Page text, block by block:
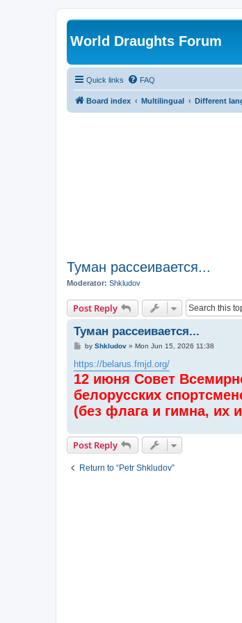
World Draughts Forum
Quick links FAQ
Board index Multilingual Different
Туман рассеивается...
Moderator: Shkludov
Post Reply
Туман рассеивается...
P
s
t
by Shkludov» Mon Jun 15, 2026 11:38
https://belarus.fmjd.org/
12 июня Совет
белорусских
(без флага и гимна, их
Post Reply
Return to “Petr Shkludov”